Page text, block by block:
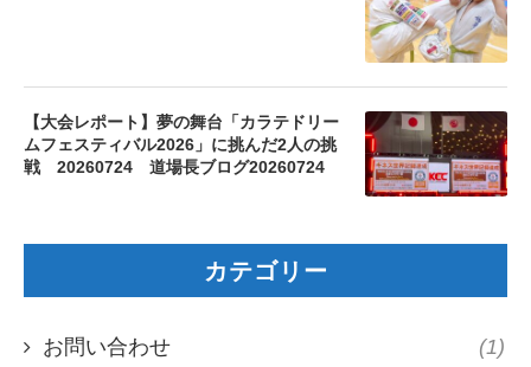
【大会レポート】夢の舞台「カラテドリー
ムフェスティバル2026」に挑んだ2人の挑
戦 20260724 道場長ブログ20260724
カテゴリー
お問い合わせ (1)